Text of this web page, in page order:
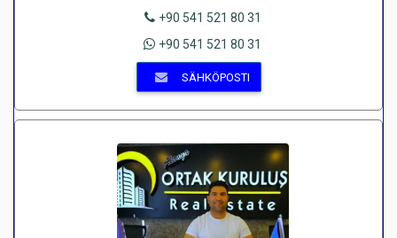
+90 541 521 80 31
+90 541 521 80 31
SÄHKÖPOSTI